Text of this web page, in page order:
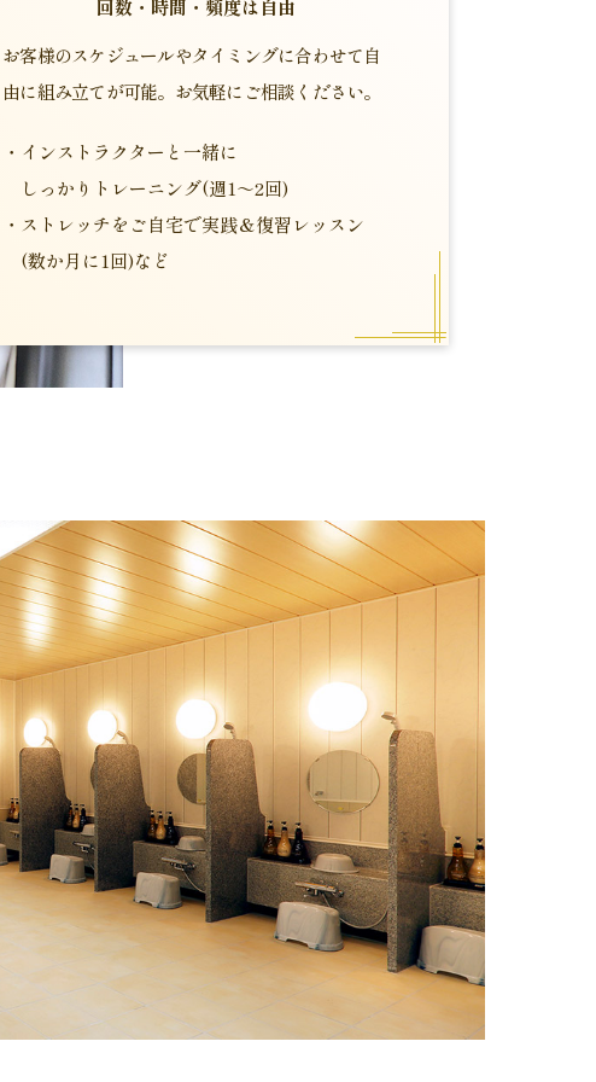
回数・時間・頻度は自由
お客様のスケジュールやタイミングに合わせて自
由に組み立てが可能。お気軽にご相談ください。
・インストラクターと一緒に
しっかりトレーニング(週1～2回)
・ストレッチをご自宅で実践＆復習レッスン
(数か月に1回)など